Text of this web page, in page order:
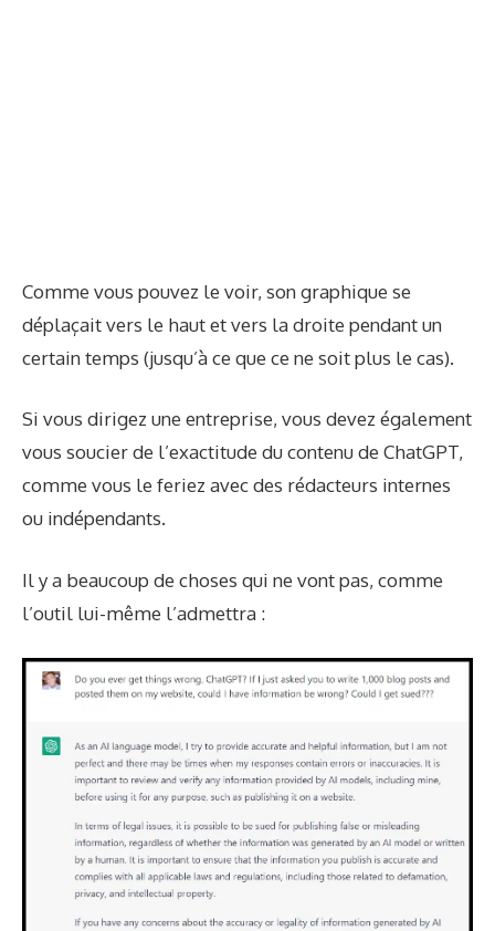
Comme vous pouvez le voir, son graphique se
déplaçait vers le haut et vers la droite pendant un
certain temps (jusqu’à ce que ce ne soit plus le cas).
Si vous dirigez une entreprise, vous devez également
vous soucier de l’exactitude du contenu de ChatGPT,
comme vous le feriez avec des rédacteurs internes
ou indépendants.
Il y a beaucoup de choses qui ne vont pas, comme
l’outil lui-même l’admettra :